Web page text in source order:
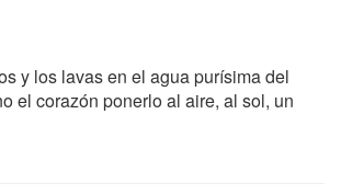
y los lavas en el agua purísima del
el corazón ponerlo al aire, al sol, un